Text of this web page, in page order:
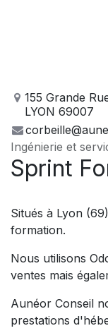
155 Grande
LYON 69007
Ingénierie et
Sprint
Situés à Lyon
formation.
Nous utilisons
ventes mais
Aunéor Conseil
prestations